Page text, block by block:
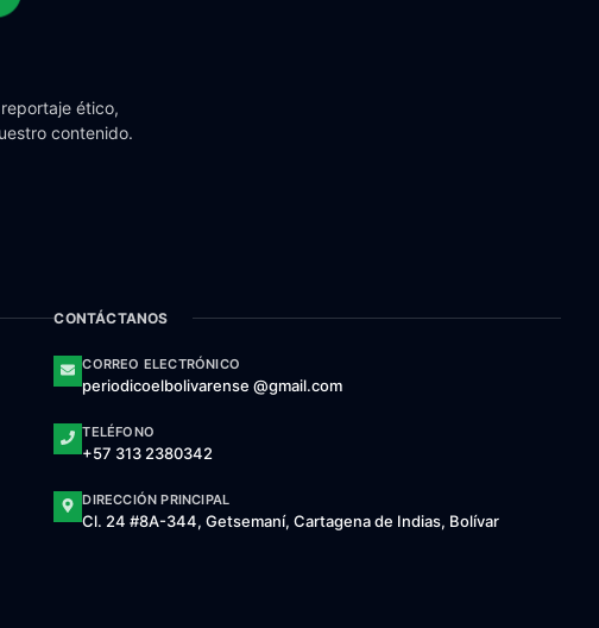
ético,
contenido.
CONTÁCTANOS
CORREO ELECTRÓNICO
periodicoelbolivarense @gmail.com
TELÉFONO
+57 313 2380342
DIRECCIÓN PRINCIPAL
Cl. 24 #8A-344, Getsemaní, Cartagena de Indias, Bolívar